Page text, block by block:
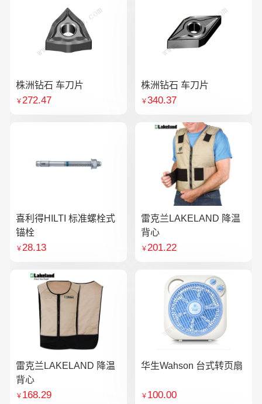
株洲钻石 车刀片
￥272.47
株洲钻石 车刀片
￥340.37
喜利得HILTI 标准螺栓式
锚栓
￥28.13
雷克兰LAKELAND 降温
背心
￥201.22
雷克兰LAKELAND 降温
背心
￥ 168.29
华生Wahson 台式转页扇
￥ 100.00